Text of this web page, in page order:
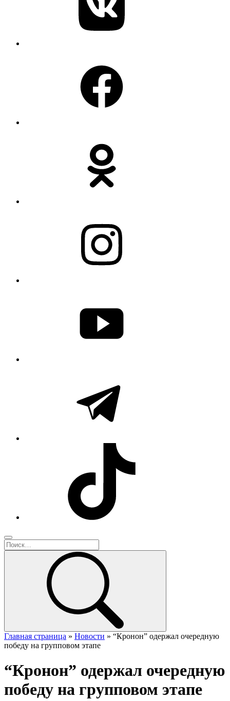
Главная страница » Новости » “Кронон” одержал очередную
победу на групповом этапе
“Кронон” одержал очередную
победу на групповом этапе